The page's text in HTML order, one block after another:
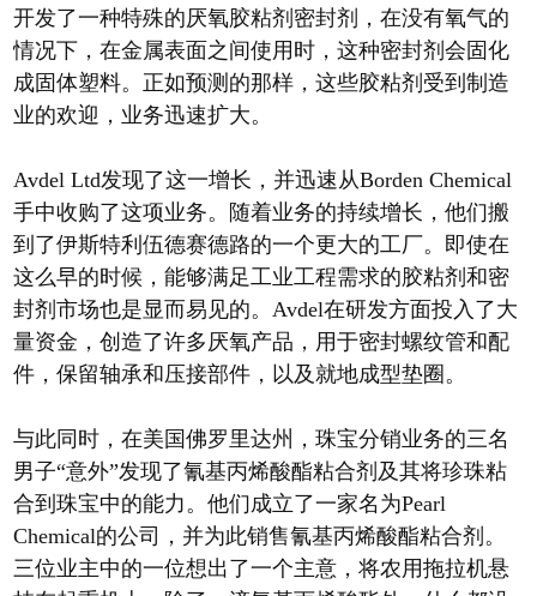
开发了一种特殊的厌氧胶粘剂密封剂，在没有氧气的
情况下，在金属表面之间使用时，这种密封剂会固化
成固体塑料。正如预测的那样，这些胶粘剂受到制造
业的欢迎，业务迅速扩大。
Avdel Ltd发现了这一增长，并迅速从Borden Chemical
手中收购了这项业务。随着业务的持续增长，他们搬
到了伊斯特利伍德赛德路的一个更大的工厂。即使在
这么早的时候，能够满足工业工程需求的胶粘剂和密
封剂市场也是显而易见的。Avdel在研发方面投入了大
量资金，创造了许多厌氧产品，用于密封螺纹管和配
件，保留轴承和压接部件，以及就地成型垫圈。
与此同时，在美国佛罗里达州，珠宝分销业务的三名
男子“意外”发现了氰基丙烯酸酯粘合剂及其将珍珠粘
合到珠宝中的能力。他们成立了一家名为Pearl
Chemical的公司，并为此销售氰基丙烯酸酯粘合剂。
三位业主中的一位想出了一个主意，将农用拖拉机悬